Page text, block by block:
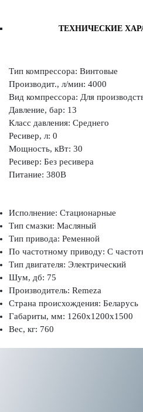
ТЕХНИЧЕСКИЕ
Тип компрессора: Винтовые
Производит., л/мин: 4000
Вид компрессора: Для
Давление, бар: 13
Класс давления: Среднего
Ресивер, л: 0
Мощность, кВт: 30
Ресивер: Без ресивера
Питание: 380В
Исполнение: Стационарные
Тип смазки: Масляный
Тип привода: Ременной
По частотному приводу: С
Тип двигателя: Электрический
Шум, дб: 75
Производитель: Remeza
Страна происхождения: Беларусь
Габариты, мм: 1260x1200x1500
Вес, кг: 760